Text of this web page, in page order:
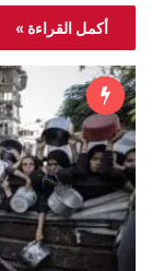
أكمل القراءة »